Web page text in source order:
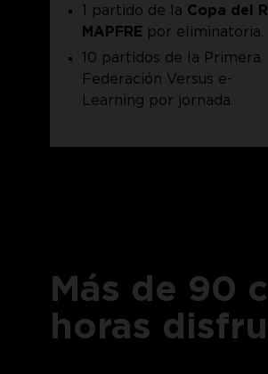
1 partido de la Copa del
MAPFRE por eliminatoria.
10 partidos de la Primera
Federación Versus e-
Learning por jornada.
Más de 90
horas